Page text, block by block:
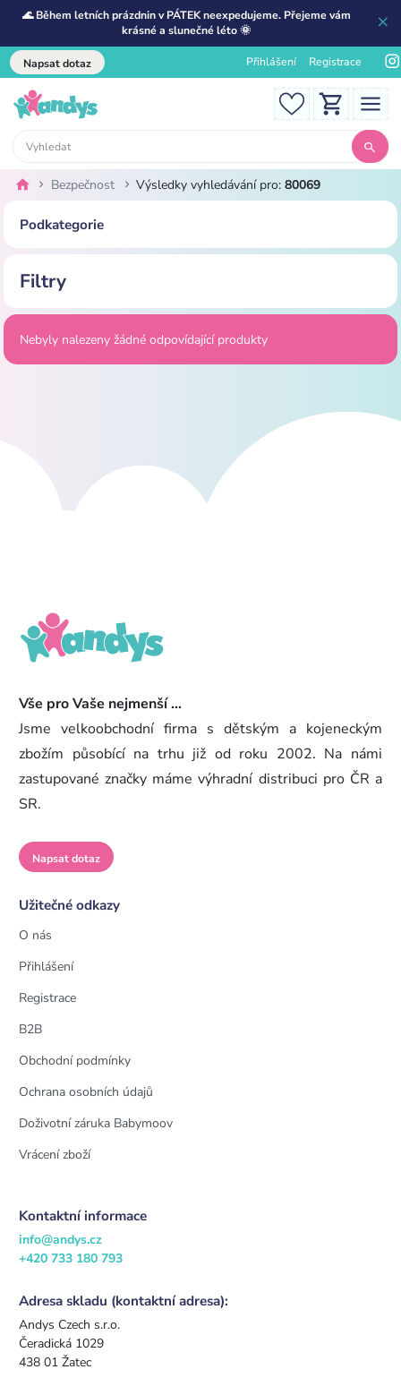
🌊 Během letních prázdnin v PÁTEK neexpedujeme. Přejeme vám
krásné a slunečné léto 🌞
Napsat dotaz Přihlášení Registrace
Bezpečnost Výsledky vyhledávání pro: 80069
Podkategorie
Filtry
Nebyly nalezeny žádné odpovídající produkty
Vše pro Vaše nejmenší ...
Jsme velkoobchodní firma s dětským a kojeneckým
zbožím působící na trhu již od roku 2002. Na námi
zastupované značky máme výhradní distribuci pro ČR a
SR.
Napsat dotaz
Užitečné odkazy
O nás
Přihlášení
Registrace
B2B
Obchodní podmínky
Ochrana osobních údajů
Doživotní záruka Babymoov
Vrácení zboží
Kontaktní informace
info@andys.cz
+420 733 180 793
Adresa skladu (kontaktní adresa):
Andys Czech s.r.o.
Čeradická 1029
438 01 Žatec